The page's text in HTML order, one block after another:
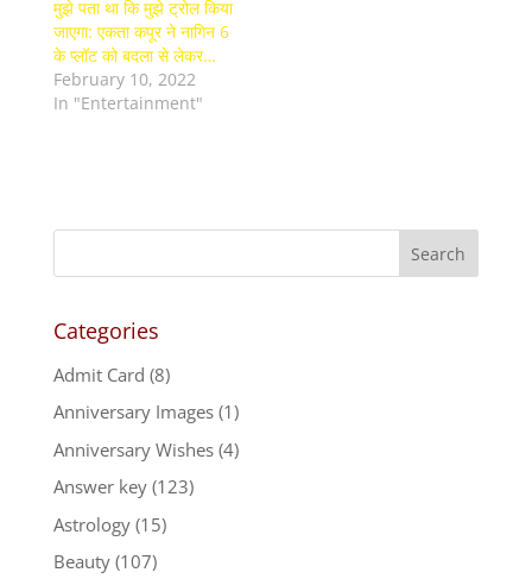
मुझे पता था कि मुझे ट्रोल किया
जाएगा: एकता कपूर ने नागिन 6
के प्लॉट को बदला से लेकर…
February 10, 2022
In "Entertainment"
Categories
Admit Card (8)
Anniversary Images(1)
Anniversary Wishes(4)
Answer key(123)
Astrology(15)
Beauty(107)